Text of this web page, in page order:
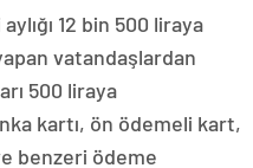
12 bin 500 liraya
yapan vatandaşlardan
500 liraya
kartı, ön ödemeli kart,
benzeri ödeme